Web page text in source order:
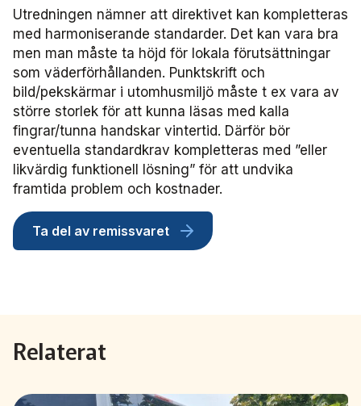
Chefer
Försäljning
Järnväg
Kommunikation
Miljö­
Trygghet och säkerhet
Studentkonceptet
FRIDA miljö- och fordonsdatabas
Medlemszon
Affärs­nätverket
Affärs­nätverket 2025
Affärs­nätverket 2024
Affärs­nätverket 2023
Affärs­nätverket 2022
Användargrupp Anbaro
Användargrupp förarcertifiering Buss
Nationellt material Buss
Lokalt material Buss
Användargrupp förarcertifiering Serviceresor
Nationellt material Serviceresor
Användargrupp Kollbar
Biljettkontroll­nätverket 2025
Biljettkontroll­nätverket 2024
Bussdepå­nätverket 2025
Bussdepå­nätverket 2024
Chefs­nätverket
Chefs­nätverket 2023
Försäljnings­nätverket
Samhällsnytta
Serviceresor
Upphandlingar
Yrke och skola
Personalförsörjning
Attraktivare kollektivtrafik­bransch
Debattartiklar
Frågor vi driver
Rapporter
Kollektivtrafikens bidrag till transportsektorns klimatmål
Remissvar
Aktiviteter och event
Almedalen
Organisation
Kontakta oss
Historik
Information om kundfakturor
Kalender Press In English Sök
Medlemszon
Stäng
Utredningen nämner att direktivet kan kompletteras
med harmoniserande standarder. Det kan vara bra
men man måste ta höjd för lokala förutsättningar
som väderförhållanden. Punktskrift och
bild/pekskärmar i utomhusmiljö måste t ex vara av
större storlek för att kunna läsas med kalla
fingrar/tunna handskar vintertid. Därför bör
eventuella standardkrav kompletteras med ”eller
likvärdig funktionell lösning” för att undvika
framtida problem och kostnader.
Ta del av remissvaret
Relaterat